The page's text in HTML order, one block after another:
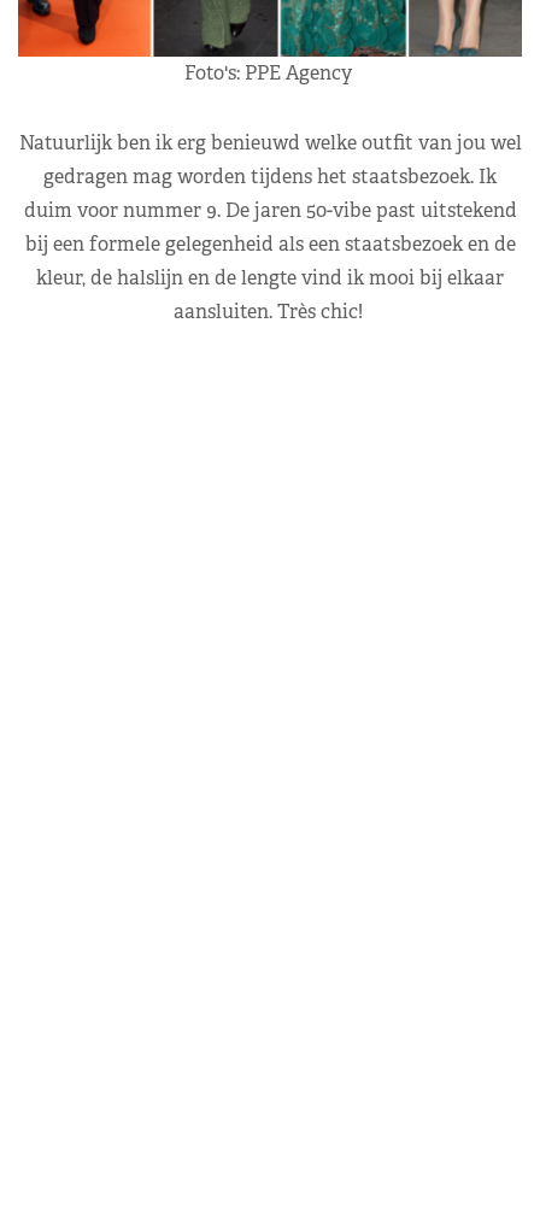
Foto's: PPE Agency
Natuurlijk ben ik erg benieuwd welke outfit van jou wel
gedragen mag worden tijdens het staatsbezoek. Ik
duim voor nummer 9. De jaren 50-vibe past uitstekend
bij een formele gelegenheid als een staatsbezoek en de
kleur, de halslijn en de lengte vind ik mooi bij elkaar
aansluiten. Très chic!